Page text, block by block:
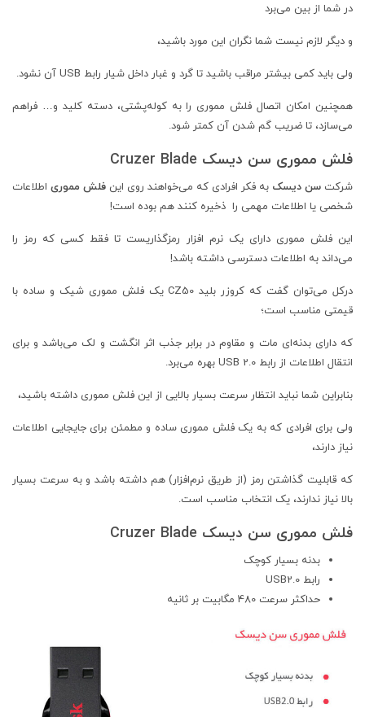
در شما از بین می‌برد
و دیگر لازم نیست شما نگران این مورد باشید،
ولی باید کمی بیشتر مراقب باشید تا گرد و غبار داخل شیار رابط USB آن نشود.
همچنین امکان اتصال فلش مموری را به کوله‌پشتی، دسته کلید و… فراهم
می‌سازد، تا ضریب گم شدن آن کمتر شود.
فلش مموری سن دیسک Cruzer Blade
شرکت سن دیسک به فکر افرادی که می‌خواهند روی این فلش مموری اطلاعات
شخصی یا اطلاعات مهمی را ذخیره کنند هم بوده است!
این فلش مموری دارای یک نرم افزار رمزگذاریست تا فقط کسی که رمز را
می‌داند به اطلاعات دسترسی داشته باشد!
درکل می‌توان گفت که کروزر بلید CZ50 یک فلش مموری شیک و ساده با
قیمتی مناسب است؛
که دارای بدنه‌ای مات و مقاوم در برابر جذب اثر انگشت و لک می‌باشد و برای
انتقال اطلاعات از رابط USB 2.0 بهره می‌برد.
بنابراین شما نباید انتظار سرعت بسیار بالایی از این فلش مموری داشته باشید،
ولی برای افرادی که به یک فلش مموری ساده و مطمئن برای جایجایی اطلاعات
نیاز دارند،
که قابلیت گذاشتن رمز (از طریق نرم‌افزار) هم داشته باشد و به سرعت بسیار
بالا نیاز ندارند، یک انتخاب مناسب است.
فلش مموری سن دیسک Cruzer Blade
بدنه بسیار کوچک
رابط USB2.0
حداکثر سرعت 480 مگابیت بر ثانیه